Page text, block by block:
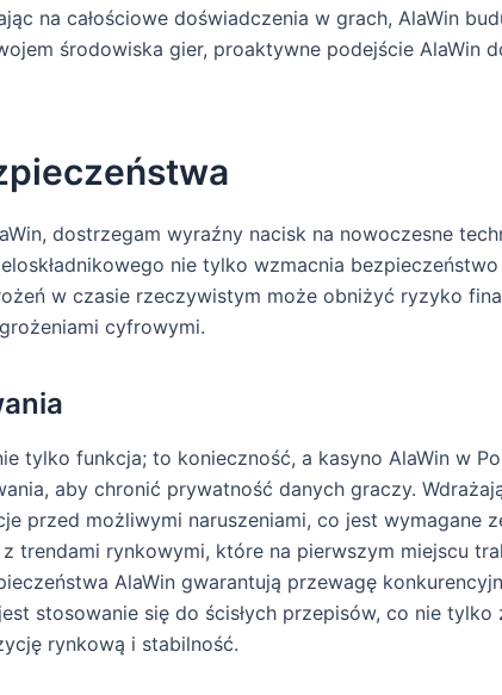
na całościowe doświadczenia w grach, AlaWin
środowiska gier, proaktywne podejście
dostrzegam wyraźny nacisk na nowoczesne
nie tylko wzmacnia
w czasie rzeczywistym może obniżyć ryzyko
cyfrowymi.
tylko funkcja; to konieczność, a kasyno AlaWin w
aby chronić prywatność danych graczy.
przed możliwymi naruszeniami, co jest wymagane
trendami rynkowymi, które na pierwszym miejscu
AlaWin gwarantują przewagę
stosowanie się do ścisłych przepisów, co nie
rynkową i stabilność.